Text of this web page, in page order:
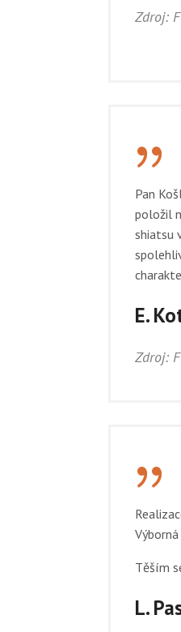
Zdroj:
{
Pan
položil
shiatsu
E.
Zdroj:
{
Těším
L.